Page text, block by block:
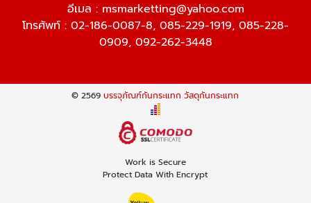
อีเมล : msmarketting@yahoo.com
โทรศัพท์ : 02-186-0087-8, 085-229-1919, 085-228-
0909, 092-262-3448
© 2569บรรจุภัณฑ์กันกระแทก วัสดุกันกระแทก
Work is Secure
Protect Data With Encrypt